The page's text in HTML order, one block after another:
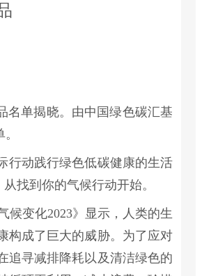
名单揭晓。由中国绿色碳汇基
行动践行绿色低碳健康的生活
找到你的气候行动开始。
候变化2023》显示，人类的生
构成了巨大的威胁。为了应对
追寻减排降耗以及清洁绿色的